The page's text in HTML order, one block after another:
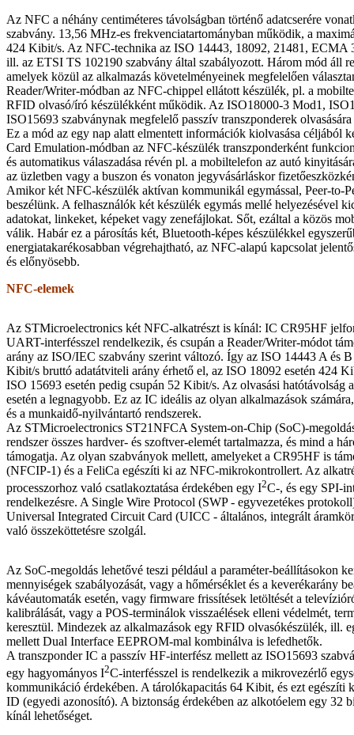
Az NFC a néhány centiméteres távolságban történő adatcserére
szabvány. 13,56 MHz-es frekvenciatartományban működik, a
424 Kibit/s. Az NFC-technika az ISO 14443, 18092, 21481, ECMA
ill. az ETSI TS 102190 szabvány által szabályozott. Három mód áll
amelyek közül az alkalmazás követelményeinek megfelelően
Reader/Writer-módban az NFC-chippel ellátott készülék, pl. a
RFID olvasó/író készülékként működik. Az ISO18000-3 Mod1,
ISO15693 szabványnak megfelelő passzív transzponderek
Ez a mód az egy nap alatt elmentett információk kiolvasása céljából
Card Emulation-módban az NFC-készülék transzponderként
és automatikus válaszadása révén pl. a mobiltelefon az autó
az üzletben vagy a buszon és vonaton jegyvásárláskor
Amikor két NFC-készülék aktívan kommunikál egymással, Peer-to-
beszélünk. A felhasználók két készülék egymás mellé helyezésével
adatokat, linkeket, képeket vagy zenefájlokat. Sőt, ezáltal a közös
válik. Habár ez a párosítás két, Bluetooth-képes készülékkel
energiatakarékosabban végrehajtható, az NFC-alapú kapcsolat
és előnyösebb.
NFC-elemek
Az STMicroelectronics két NFC-alkatrészt is kínál: IC CR95HF
UART-interfésszel rendelkezik, és csupán a Reader/Writer-módot
arány az ISO/IEC szabvány szerint változó. Így az ISO 14443 A és B
Kibit/s bruttó adatátviteli arány érhető el, az ISO 18092 esetén 424
ISO 15693 esetén pedig csupán 52 Kibit/s. Az olvasási hatótávolság
esetén a legnagyobb. Ez az IC ideális az olyan alkalmazások
és a munkaidő-nyilvántartó rendszerek.
Az STMicroelectronics ST21NFCA System-on-Chip (SoC)-
rendszer összes hardver- és szoftver-elemét tartalmazza, és mind a
támogatja. Az olyan szabványok mellett, amelyeket a CR95HF is
(NFCIP-1) és a FeliCa egészíti ki az NFC-mikrokontrollert. Az
processzorhoz való csatlakoztatása érdekében egy I2C-, és egy SPI-
rendelkezésre. A Single Wire Protocol (SWP - egyvezetékes
Universal Integrated Circuit Card (UICC - általános, integrált
való összeköttetésre szolgál.
Az SoC-megoldás lehetővé teszi például a paraméter-beállításokon
mennyiségek szabályozását, vagy a hőmérséklet és a keverékarány
kávéautomaták esetén, vagy firmware frissítések letöltését a
kalibrálását, vagy a POS-terminálok visszaélések elleni védelmét,
keresztül. Mindezek az alkalmazások egy RFID olvasókészülék, ill.
mellett Dual Interface EEPROM-mal kombinálva is lefedhetők.
A transzponder IC a passzív HF-interfész mellett az ISO15693
egy hagyományos I2C-interfésszel is rendelkezik a mikrovezérlő
kommunikáció érdekében. A tárolókapa­citás 64 Kibit, és ezt egészíti
ID (egyedi azonosító). A biztonság érdekében az alkotóelem egy 32
kínál lehetőséget.